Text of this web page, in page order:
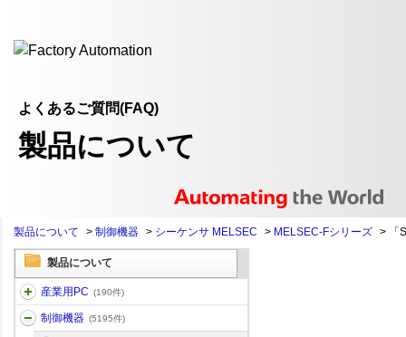
よくあるご質問(FAQ)
製品について
製品について > 制御機器 > シーケンサ MELSEC > MELSEC-Fシリーズ >
製品について
産業用PC (190件)
制御機器 (5195件)